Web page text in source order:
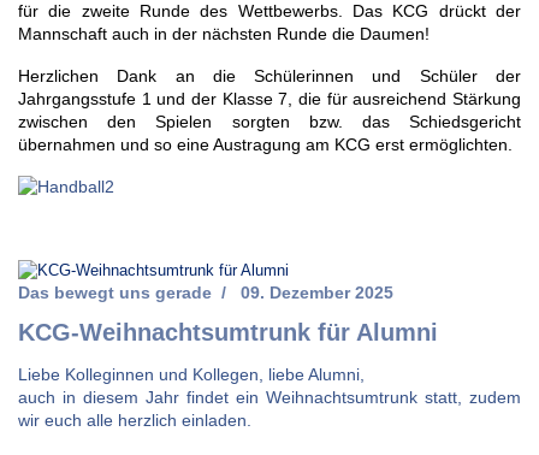
für die zweite Runde des Wettbewerbs. Das KCG drückt der
Mannschaft auch in der nächsten Runde die Daumen!
Herzlichen Dank an die Schülerinnen und Schüler der
Jahrgangsstufe 1 und der Klasse 7, die für ausreichend Stärkung
zwischen den Spielen sorgten bzw. das Schiedsgericht
übernahmen und so eine Austragung am KCG erst ermöglichten.
KCG-Weihnachtsumtrunk für Alumni
Das bewegt uns gerade 09. Dezember 2025
Liebe Kolleginnen und Kollegen, liebe Alumni,
auch in diesem Jahr findet ein Weihnachtsumtrunk statt, zudem
wir euch alle herzlich einladen.